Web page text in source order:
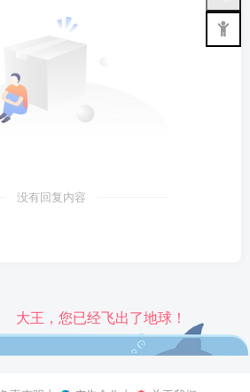
没有回复内容
大王，您已经飞出了地球！